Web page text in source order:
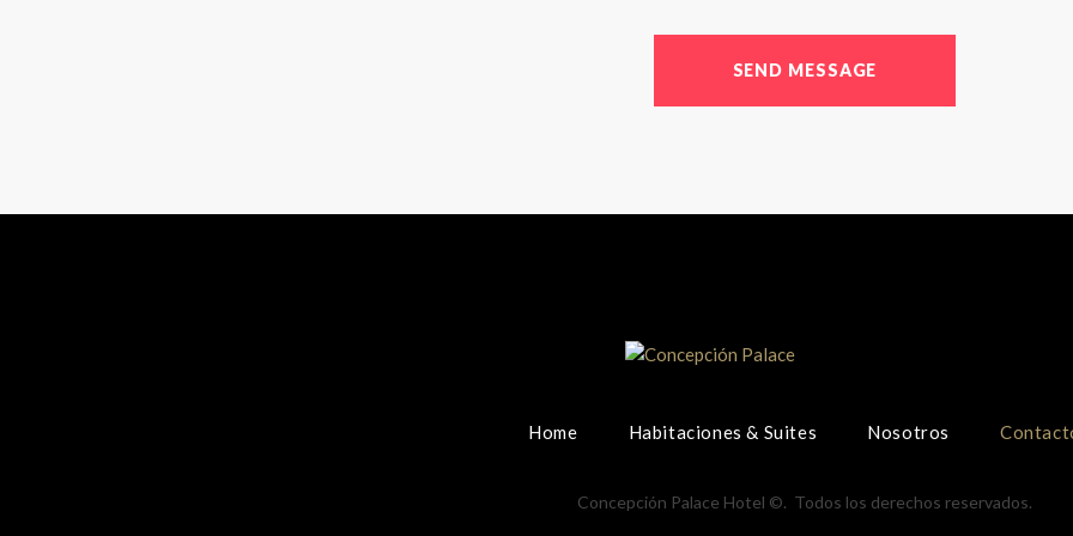
Home Habitaciones & Suites Nosotros
Concepción Palace Hotel ©. Todos los derechos reservados.